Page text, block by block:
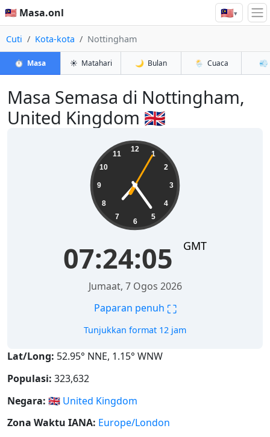
🇲🇾 Masa.onl 🇲🇾▾
Cuti Kota-kota Nottingham
⏱️ Masa ☀️ Matahari 🌙 Bulan 🌦️ Cuaca 💨
Masa Semasa di Nottingham,
United Kingdom 🇬🇧
12
1
2
3
4
5
6
7
8
9
10
11
07:24:05 GMT
Jumaat, 7 Ogos 2026
Paparan penuh ⛶
Tunjukkan format 12 jam
Lat/Long: 52.95° NNE, 1.15° WNW
Populasi: 323,632
Negara: 🇬🇧 United Kingdom
Zona Waktu IANA: Europe/London